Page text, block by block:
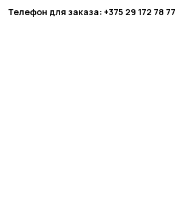
Телефон для заказа: +375 29 172 78 77